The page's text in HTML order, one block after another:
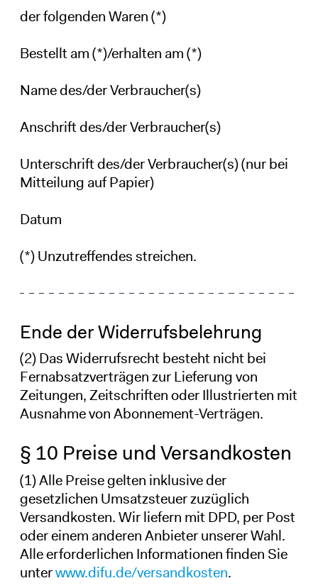
der folgenden Waren (*)
Bestellt am (*)/erhalten am (*)
Name des/der Verbraucher(s)
Anschrift des/der Verbraucher(s)
Unterschrift des/der Verbraucher(s) (nur bei
Mitteilung auf Papier)
Datum
(*) Unzutreffendes streichen.
Ende der Widerrufsbelehrung
(2) Das Widerrufsrecht besteht nicht bei
Fernabsatzverträgen zur Lieferung von
Zeitungen, Zeitschriften oder Illustrierten mit
Ausnahme von Abonnement-Verträgen.
§ 10 Preise und Versandkosten
(1) Alle Preise gelten inklusive der
gesetzlichen Umsatzsteuer zuzüglich
Versandkosten. Wir liefern mit DPD, per Post
oder einem anderen Anbieter unserer Wahl.
Alle erforderlichen Informationen finden Sie
unterwww.difu.de/versandkosten.